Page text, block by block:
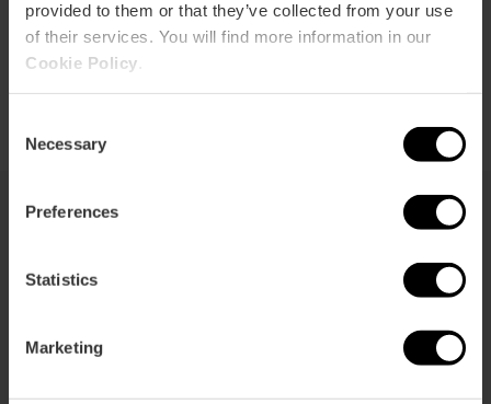
provided to them or that they’ve collected from your use
of their services. You will find more information in our
Cookie Policy
Selection
Necessary
Preferences
Statistics
Marketing
Vous pouvez aussi être intéressé